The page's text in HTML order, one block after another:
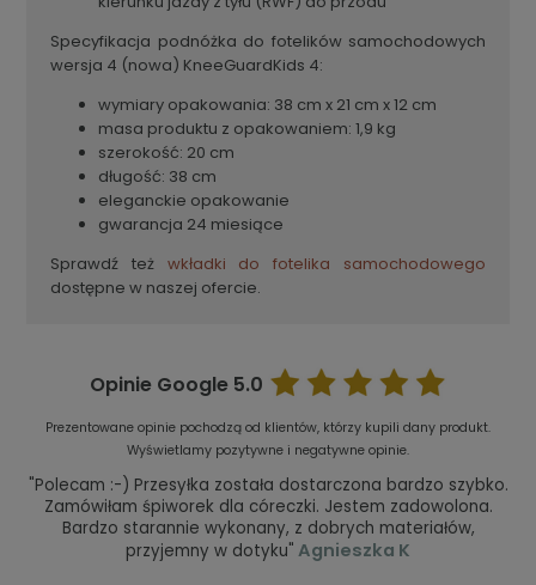
Specyfikacja podnóżka do fotelików samochodowych
wersja 4 (nowa) KneeGuardKids 4:
wymiary opakowania: 38 cm x 21 cm x 12 cm
masa produktu z opakowaniem: 1,9 kg
szerokość: 20 cm
długość: 38 cm
eleganckie opakowanie
gwarancja 24 miesiące
Sprawdź też wkładki do fotelika samochodowego
dostępne w naszej ofercie.
Opinie Google5.0
Prezentowane opinie pochodzą od klientów, którzy kupili dany produkt.
Wyświetlamy pozytywne i negatywne opinie.
"Polecam :-) Przesyłka została dostarczona bardzo szybko.
Zamówiłam śpiworek dla córeczki. Jestem zadowolona.
Bardzo starannie wykonany, z dobrych materiałów,
przyjemny w dotyku" Agnieszka K